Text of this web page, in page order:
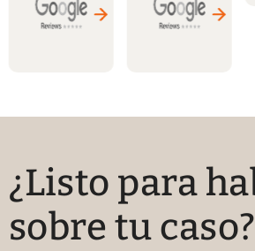
. Muy
recom
aré
ndo
con él
sin
dudarl
recom
endabl
¿Listo para
sobre tu caso?